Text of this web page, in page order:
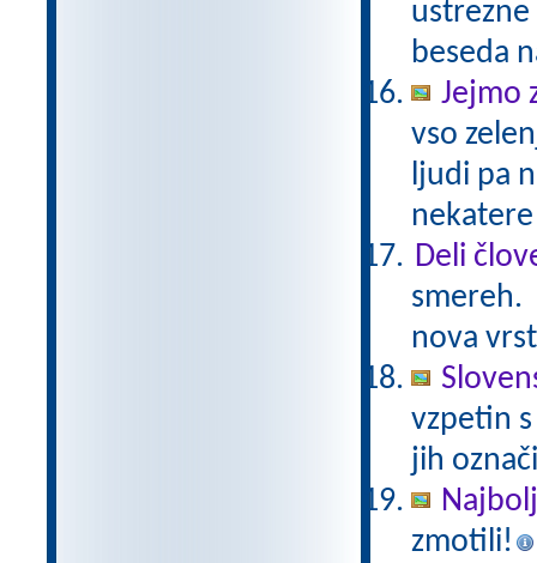
ustrezne
beseda
Jejmo
vso
ljudi pa
Deli
smereh.
nova
vzpetin
jih
zmotili!